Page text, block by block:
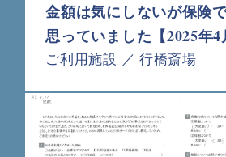
金額は気にしないが保険
思っていました【2025年4
ご利用施設 ／ 行橋斎場